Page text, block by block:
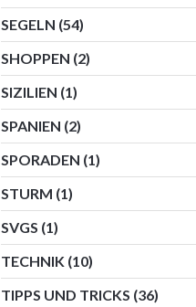
SEGELN (54)
SHOPPEN (2)
SIZILIEN (1)
SPANIEN (2)
SPORADEN (1)
STURM (1)
SVGS (1)
TECHNIK (10)
TIPPS UND TRICKS (36)